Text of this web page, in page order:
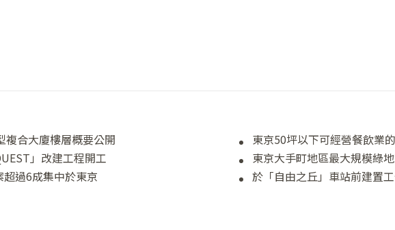
複合大廈樓層概要公開
東京50坪以下可經營餐飲業
」改建工程開工
東京大手町地區最大規模綠
過6成集中於東京
於「自由之丘」車站前建置